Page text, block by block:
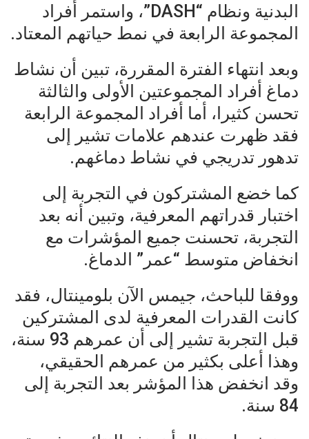
البدنية ونظام “DASH”، واستمر أفراد
المجموعة الرابعة في نمط حياتهم المعتاد.
وبعد انتهاء الفترة المقررة، تبين أن نشاط
دماغ أفراد المجموعتين الأولى والثالثة
تحسن كثيرا، أما أفراد المجموعة الرابعة
فقد ظهرت عندهم علامات تشير إلى
تدهور تدريجي في نشاط دماغهم.
كما خضع المشتركون في التجربة إلى
اختبار قدراتهم المعرفية، وتبين أنه بعد
التجربة، تحسنت جميع المؤشرات مع
انخفاض متوسط “عمر” الدماغ.
ووفقا للباحث، جيمس الآن بلومينتال، فقد
كانت القدرات المعرفية لدى المشتركين
قبل التجربة تشير إلى أن عمرهم 93 سنة،
وهذا أعلى بكثير من عمرهم الحقيقي،
وقد انخفض هذا المؤشر بعد التجربة إلى
84 سنة.